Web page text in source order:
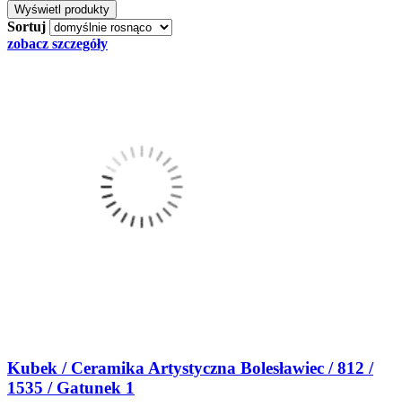
Sortuj
zobacz szczegóły
Kubek / Ceramika Artystyczna Bolesławiec / 812 /
1535 / Gatunek 1